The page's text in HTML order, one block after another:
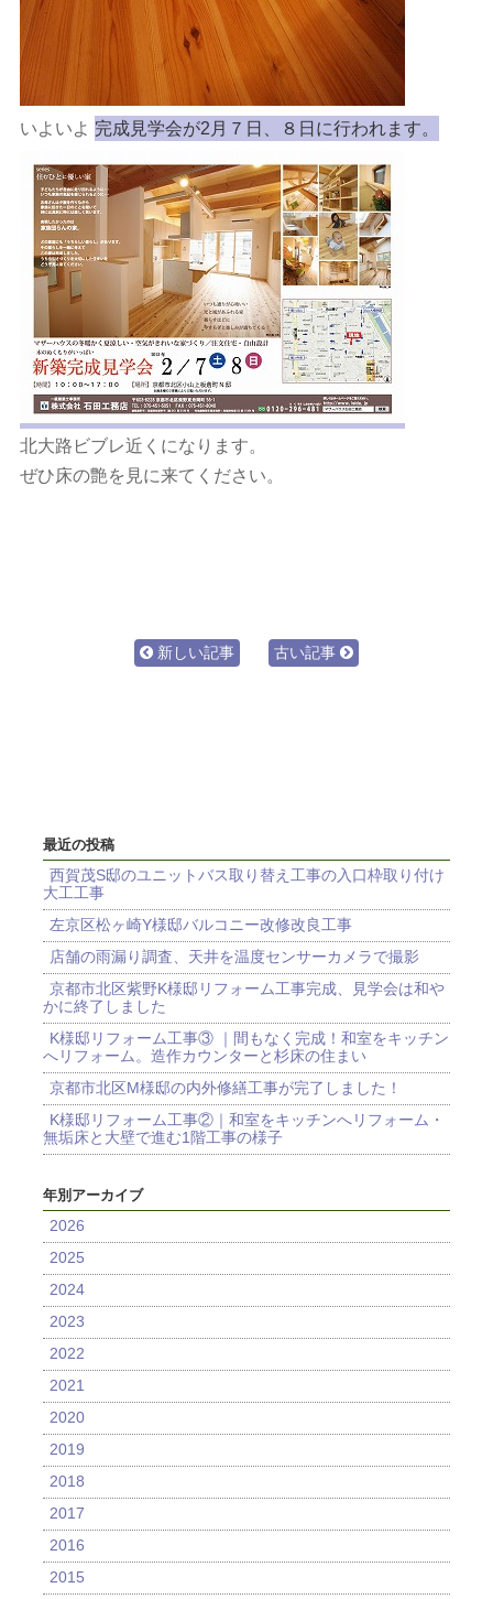
いよいよ 完成見学会が2月７日、８日に行われます。
北大路ビブレ近くになります。
ぜひ床の艶を見に来てください。
新しい記事 古い記事
最近の投稿
西賀茂S邸のユニットバス取り替え工事の入口枠取り付け
大工工事
左京区松ヶ崎Y様邸バルコニー改修改良工事
店舗の雨漏り調査、天井を温度センサーカメラで撮影
京都市北区紫野K様邸リフォーム工事完成、見学会は和や
かに終了しました
K様邸リフォーム工事③ ｜間もなく完成！和室をキッチン
へリフォーム。造作カウンターと杉床の住まい
京都市北区M様邸の内外修繕工事が完了しました！
K様邸リフォーム工事②｜和室をキッチンへリフォーム・
無垢床と大壁で進む1階工事の様子
年別アーカイブ
2026
2025
2024
2023
2022
2021
2020
2019
2018
2017
2016
2015